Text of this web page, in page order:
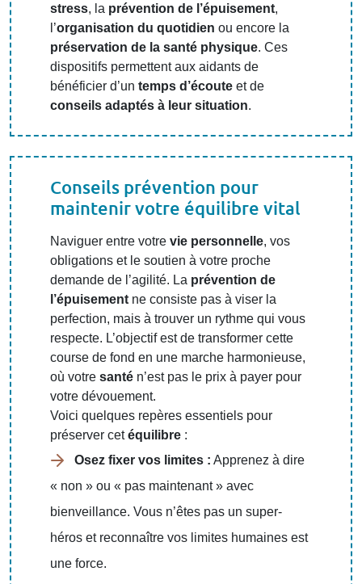
stress, la prévention de l’épuisement,
l’organisation du quotidien ou encore la
préservation de la santé physique. Ces
dispositifs permettent aux aidants de
bénéficier d’un temps d’écoute et de
conseils adaptés à leur situation.
Conseils prévention pour
maintenir votre équilibre vital
Naviguer entre votre vie personnelle, vos
obligations et le soutien à votre proche
demande de l’agilité. La prévention de
l’épuisement ne consiste pas à viser la
perfection, mais à trouver un rythme qui vous
respecte. L’objectif est de transformer cette
course de fond en une marche harmonieuse,
où votre santé n’est pas le prix à payer pour
votre dévouement.
Voici quelques repères essentiels pour
préserver cetéquilibre :
Osez fixer vos limites : Apprenez à dire
« non » ou « pas maintenant » avec
bienveillance. Vous n’êtes pas un super-
héros et reconnaître vos limites humaines est
une force.